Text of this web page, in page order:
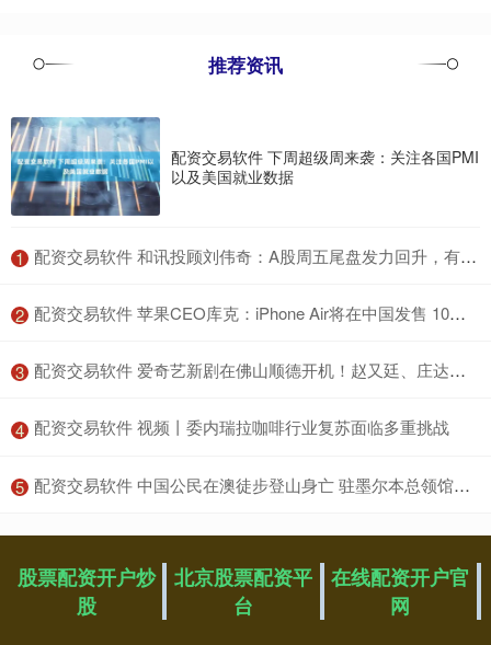
推荐资讯
配资交易软件 下周超级周来袭：关注各国PMI
以及美国就业数据
1 ​配资交易软件 和讯投顾刘伟奇：A股周五尾盘发力回升，有信号但不动摇，下周能稳步向前吗？
2 ​配资交易软件 苹果CEO库克：iPhone Air将在中国发售 10月17日开启预定
3 ​配资交易软件 爱奇艺新剧在佛山顺德开机！赵又廷、庄达菲携手“探寻真相”
4 ​配资交易软件 视频丨委内瑞拉咖啡行业复苏面临多重挑战
5 ​配资交易软件 中国公民在澳徒步登山身亡 驻墨尔本总领馆发布旅游安全提醒
股票配资开户炒
股
北京股票配资平
台
在线配资开户官
网